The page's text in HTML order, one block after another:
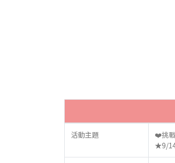
活動主題
❤️挑
★9/